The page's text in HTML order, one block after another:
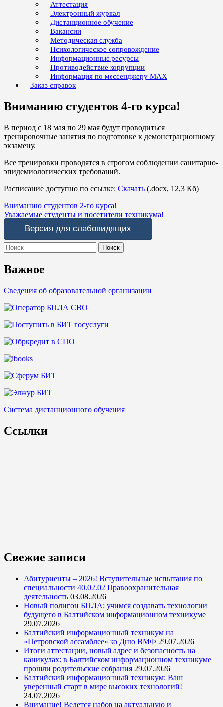
Аттестация
Электронный журнал
Дистанционное обучение
Вакансии
Методическая служба
Психологическое сопровождение
Информационные ресурсы
Противодействие коррупции
Информация по мессенджеру MAX
Заказ справок
Вниманию студентов 4-го курса!
В период с 18 мая по 29 мая будут проводиться
тренировочные занятия по подготовке к демонстрационному
экзамену.
Все тренировки проводятся в строгом соблюдении санитарно-
эпидемиологических требований.
Расписание доступно по ссылке: Скачать (.docx, 12,3 Кб)
Навигация
по
записям
Вниманию студентов 2-го курса!
Уважаемые студенты и посетители техникума!
Версия для слабовидящих
Search
for:
Важное
Сведения об образовательной организации
Система дистанционного обучения
Ссылки
Свежие записи
Абитуриенты – 2026! Вступительные испытания по
специальности 40.02.02 Правоохранительная
деятельность 03.08.2026
Новый полигон БПЛА: учимся создавать технологии
будущего в Балтийском информационном техникуме
29.07.2026
Балтийский информационный техникум на
«Петровской ассамблее» ко Дню ВМФ 29.07.2026
Итоги аттестации, новый адрес и безопасность на
каникулах: в Балтийском информационном техникуме
прошли родительские собрания 29.07.2026
Балтийский информационный техникум: Ваш
уверенный старт в мире высоких технологий!
24.07.2026
Внимание! Ведется набор на актуальную и